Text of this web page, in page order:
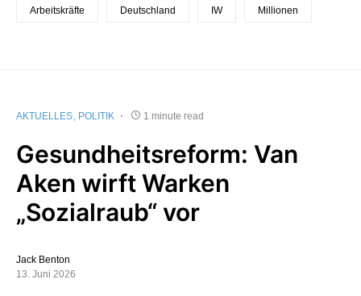
Arbeitskräfte Deutschland IW Millionen
AKTUELLES POLITIK 1 minute read
Gesundheitsreform: Van
Aken wirft Warken
„Sozialraub“ vor
Jack Benton
13. Juni 2026